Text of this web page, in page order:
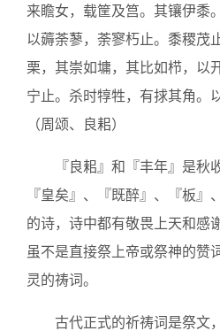
来瞻女，载筐及筥。其镶伊黍
以薅荼蓼，荼寥朽止。黍稷茂
栗，其崇如墉，其比如栉，以
宁止。杀时犉牲，有捄其角。
（周颂、良耜）
『良耜』和『丰年』是秋
『皇矣』、『既醉』、『板』
的诗，诗中都有敬畏上天和感
虽不是直接祭上帝或祭神的赞
灵的祷词。
古代正式的祈祷词是祭文